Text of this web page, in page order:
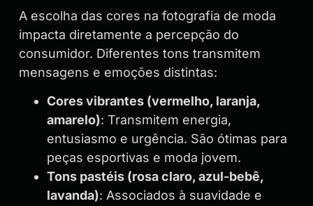
A escolha das cores na fotografia de moda
impacta diretamente a percepção do
consumidor. Diferentes tons transmitem
mensagens e emoções distintas:
Cores vibrantes (vermelho, laranja,
amarelo): Transmitem energia,
entusiasmo e urgência. São ótimas para
peças esportivas e moda jovem.
Tons pastéis (rosa claro, azul-bebê,
lavanda): Associados à suavidade e